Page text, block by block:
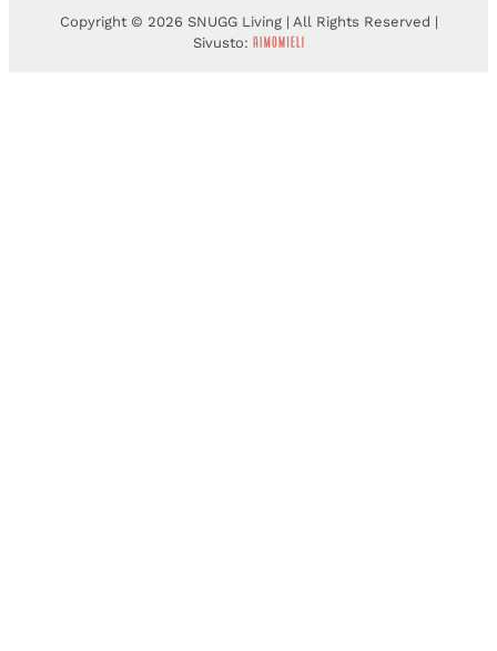
Copyright © 2026 SNUGG Living | All Rights Reserved |
Sivusto: